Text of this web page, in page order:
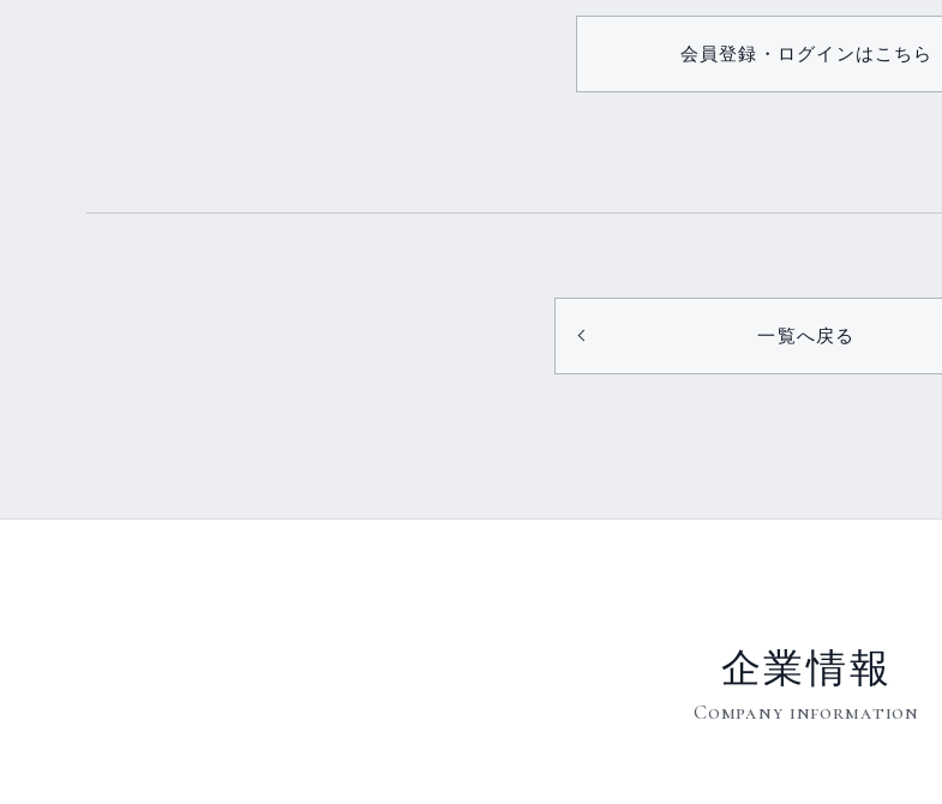
会員登録・ログインはこちら
一覧へ戻る
企業情報
Company information